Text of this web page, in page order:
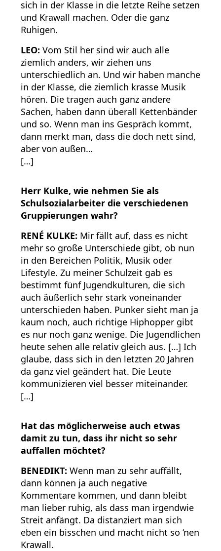
sich in der Klasse in die letzte Reihe setzen
und Krawall machen. Oder die ganz
Ruhigen.
LEO: Vom Stil her sind wir auch alle
ziemlich anders, wir ziehen uns
unterschiedlich an. Und wir haben manche
in der Klasse, die ziemlich krasse Musik
hören. Die tragen auch ganz andere
Sachen, haben dann überall Kettenbänder
und so. Wenn man ins Gespräch kommt,
dann merkt man, dass die doch nett sind,
aber von außen…
[…]
Herr Kulke, wie nehmen Sie als
Schulsozialarbeiter die verschiedenen
Gruppierungen wahr?
RENÉ KULKE: Mir fällt auf, dass es nicht
mehr so große Unterschiede gibt, ob nun
in den Bereichen Politik, Musik oder
Lifestyle. Zu meiner Schulzeit gab es
bestimmt fünf Jugendkulturen, die sich
auch äußerlich sehr stark voneinander
unterschieden haben. Punker sieht man ja
kaum noch, auch richtige Hiphopper gibt
es nur noch ganz wenige. Die Jugendlichen
heute sehen alle relativ gleich aus. […] Ich
glaube, dass sich in den letzten 20 Jahren
da ganz viel geändert hat. Die Leute
kommunizieren viel besser miteinander.
[…]
Hat das möglicherweise auch etwas
damit zu tun, dass ihr nicht so sehr
auffallen möchtet?
BENEDIKT: Wenn man zu sehr auffällt,
dann können ja auch negative
Kommentare kommen, und dann bleibt
man lieber ruhig, als dass man irgendwie
Streit anfängt. Da distanziert man sich
eben ein bisschen und macht nicht so ‘nen
Krawall.